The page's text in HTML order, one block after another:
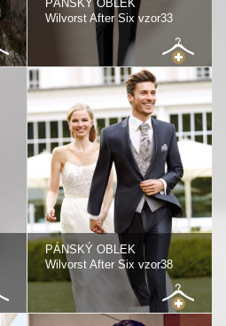
PÁNSKÝ OBLEK
Wilvorst After Six vzor33
PÁNSKÝ OBLEK
Wilvorst After Six vzor38